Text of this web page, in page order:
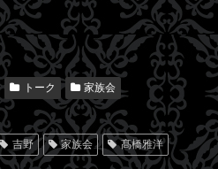
トーク
家族会
吉野 家族会 髙橋雅洋